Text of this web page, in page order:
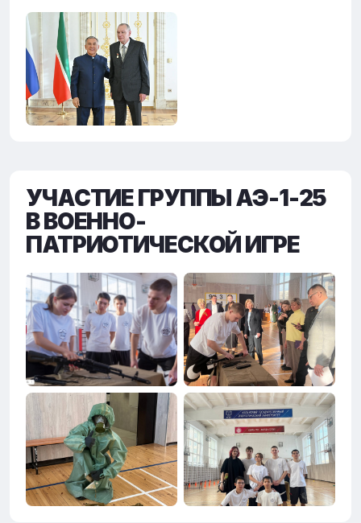
УЧАСТИЕ ГРУППЫ АЭ-1-25
В ВОЕННО-
ПАТРИОТИЧЕСКОЙ ИГРЕ